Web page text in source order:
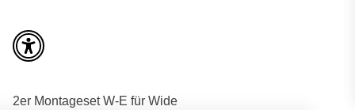
2er Montageset W-E für Wide